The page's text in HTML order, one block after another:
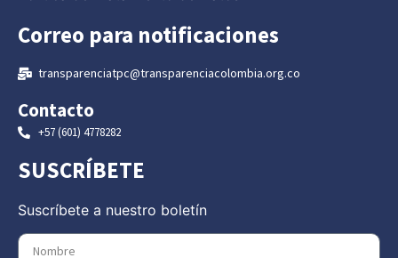
Correo para notificaciones
transparenciatpc@transparenciacolombia.org.co
Contacto
+57 (601) 4778282
SUSCRÍBETE
Suscríbete a nuestro boletín